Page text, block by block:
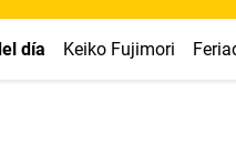
día Keiko Fujimori